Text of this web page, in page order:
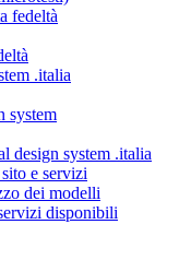
fedeltà
.italia
system
design system .italia
e servizi
dei modelli
disponibili